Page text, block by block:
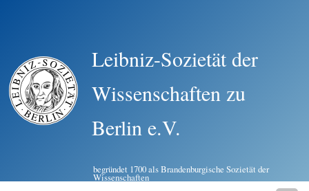
Leibniz-Sozietät der
Wissenschaften zu
Berlin e.V.
begründet 1700 als Brandenburgische Sozietät der
Wissenschaften